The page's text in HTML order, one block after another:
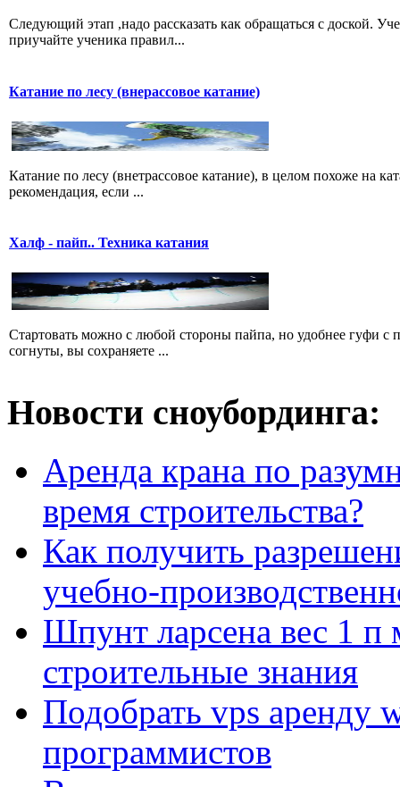
Следующий этап ,надо рассказать как обращаться с доской.
приучайте ученика правил...
Катание по лесу (внерассовое катание)
Катание по лесу (внетрассовое катание), в целом похоже на
рекомендация, если ...
Халф - пайп.. Техника катания
Стартовать можно с любой стороны пайпа, но удобнее гуфи с
согнуты, вы сохраняете ...
Новости сноубординга:
Аренда крана по
время строительства?
Как получить
учебно-
Шпунт ларсена вес 1 п
строительные знания
Подобрать vps аренду
программистов